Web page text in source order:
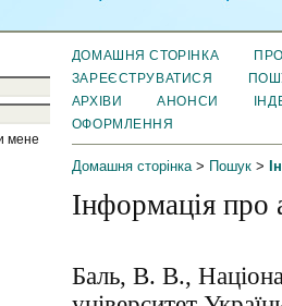
мене
ДОМАШНЯ СТОРІНКА
ЗАРЕЄСТРУВАТИСЯ
АРХІВИ
АНОНСИ
ОФОРМЛЕННЯ
Домашня сторінка> Пошук>
Інформація про
Баль, В. В.,